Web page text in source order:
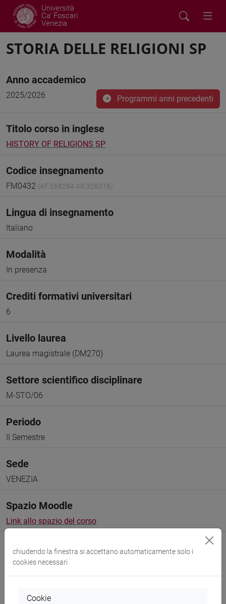
Università
Ca' Foscari
Venezia
STORIA DELLE RELIGIONI SP
Anno accademico
2025/2026 Programmi anni precedenti
Titolo corso in inglese
HISTORY OF RELIGIONS SP
Codice insegnamento
FM0432 (AF:568294 AR:326316)
Lingua di insegnamento
Italiano
Modalità
In presenza
Crediti formativi universitari
6
Livello laurea
Laurea magistrale (DM270)
Settore scientifico disciplinare
M-STO/06
Periodo
II Semestre
Sede
VENEZIA
Spazio Moodle
Link allo spazio del corso
chiudendo la finestra si accettano automaticamente solo i
cookies necessari
Cookie